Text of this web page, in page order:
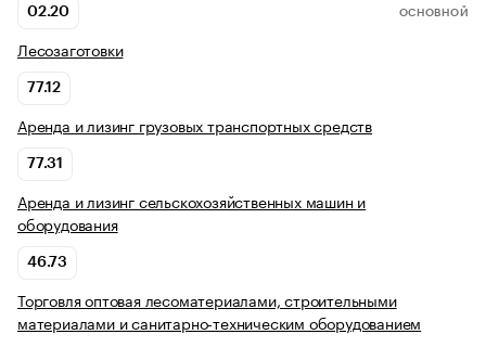
02.20 ОСНОВНОЙ
Лесозаготовки
77.12
Аренда и лизинг грузовых транспортных средств
77.31
Аренда и лизинг сельскохозяйственных машин и
оборудования
46.73
Торговля оптовая лесоматериалами, строительными
материалами и санитарно-техническим оборудованием